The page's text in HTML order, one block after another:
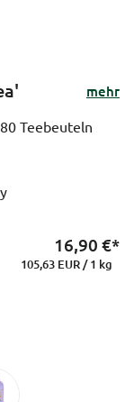
mehr
Teebeuteln
16,90 €*
105,63 EUR / 1 kg